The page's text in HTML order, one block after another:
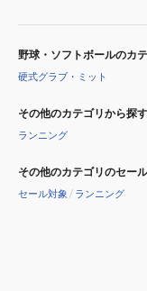
野球・ソフトボールのカ
硬式グラブ・ミット
その他のカテゴリから探す
ランニング
その他のカテゴリのセー
セール対象 / ランニング